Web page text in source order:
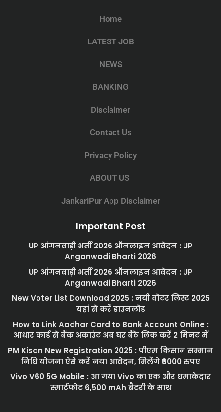
Home
LATEST JOB
NEWS
BANKING
Disclaimer
Contact Us
Privacy Policy
ABOUT US
JankariPur App Disclaimer
Important Post
UP आंगनवाड़ी भर्ती 2026 ऑनलाइन आवेदन : UP
Anganwadi Bharti 2026
UP आंगनवाड़ी भर्ती 2026 ऑनलाइन आवेदन : UP
Anganwadi Bharti 2026
New Voter List Download 2025 : नयी वोटर लिस्ट 2025
यहां से करें डाउनलोड
How to Link Aadhar Card to Bank Account Online :
आधार कार्ड से बैंक अकाउंट अब घर बैठे लिंक करें 2 मिनट में
PM Kisan New Registration 2025 : पीएम किसान सम्मान
निधि योजना ऐसे करें नया आवेदन, मिलेंगे ₹6000 रुपए
Vivo V60 5G Mobile : आ गया Vivo का एक और धमाकेदार
स्मार्टफोट 6,500 mAh बैटरी के साथ